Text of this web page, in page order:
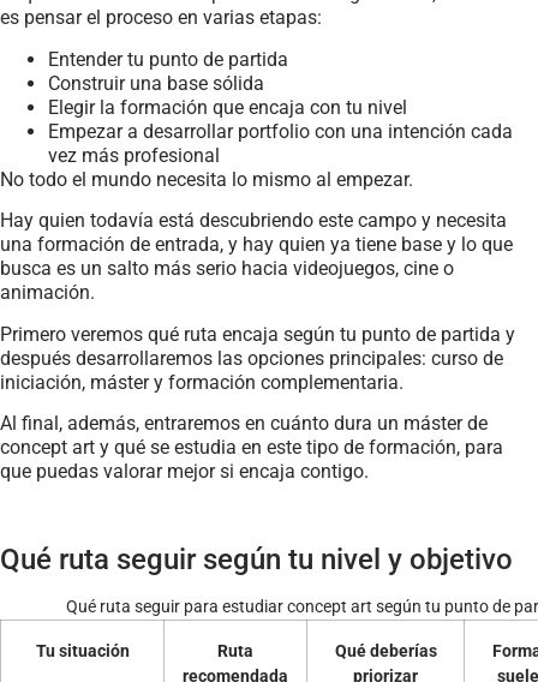
es pensar el proceso en varias etapas:
Entender tu punto de partida
Construir una base sólida
Elegir la formación que encaja con tu nivel
Empezar a desarrollar portfolio con una intención cada
vez más profesional
No todo el mundo necesita lo mismo al empezar.
Hay quien todavía está descubriendo este campo y necesita
una formación de entrada, y hay quien ya tiene base y lo que
busca es un salto más serio hacia videojuegos, cine o
animación.
Primero veremos qué ruta encaja según tu punto de partida y
después desarrollaremos las opciones principales: curso de
iniciación, máster y formación complementaria.
Al final, además, entraremos en cuánto dura un máster de
concept art y qué se estudia en este tipo de formación, para
que puedas valorar mejor si encaja contigo.
Qué ruta seguir según tu nivel y objetivo
Qué ruta seguir para estudiar concept art según tu punto de
Tu situación
Ruta
recomendada
Qué deberías
priorizar